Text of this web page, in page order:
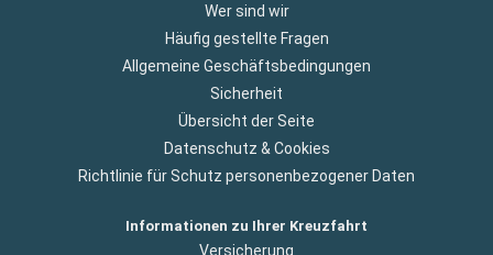
Wer sind wir
Häufig gestellte Fragen
Allgemeine Geschäftsbedingungen
Sicherheit
Übersicht der Seite
Datenschutz & Cookies
Richtlinie für Schutz personenbezogener Daten
Informationen zu Ihrer Kreuzfahrt
Versicherung